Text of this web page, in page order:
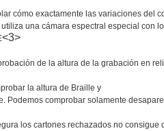
cómo exactamente las variaciones del
una cámara espectral especial con
<3>
de la altura de la grabación en
la altura de Braille y
Podemos comprobar solamente
los cartones rechazados no consigue